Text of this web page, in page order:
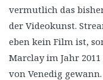
vermutlich das
der Videokunst.
eben kein Film ist,
Marclay im Jahr
von Venedig gewann.